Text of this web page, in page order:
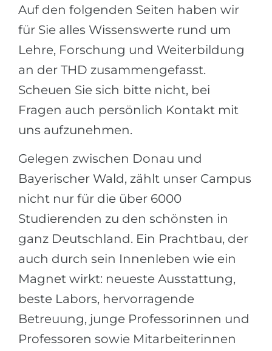
Städte
BERUFE
Berufe
Studienfächer
Beispiel-Stellenangebote
BERUFSORIENTIERUNG
Holland-Test
Interessenkarte-Test
RIASEC-Test
Erfolgzu
100%
Unsere Studierenden werden
BERATUNG!
Medizin
Ingenieurwesen
Physik
Management
Anderes Fach
BEWERBEN AUS …
Russland
Ukraine
Kasachstan
Aserbaidschan
Armenien
Belarus
BERATUNG BUCHEN
Auf den folgenden Seiten haben wir
für Sie alles Wissenswerte rund um
Lehre, Forschung und Weiterbildung
an der THD zusammengefasst.
Scheuen Sie sich bitte nicht, bei
Fragen auch persönlich Kontakt mit
uns aufzunehmen.
Gelegen zwischen Donau und
Bayerischer Wald, zählt unser Campus
nicht nur für die über 6000
Studierenden zu den schönsten in
ganz Deutschland. Ein Prachtbau, der
auch durch sein Innenleben wie ein
Magnet wirkt: neueste Ausstattung,
beste Labors, hervorragende
Betreuung, junge Professorinnen und
Professoren sowie Mitarbeiterinnen